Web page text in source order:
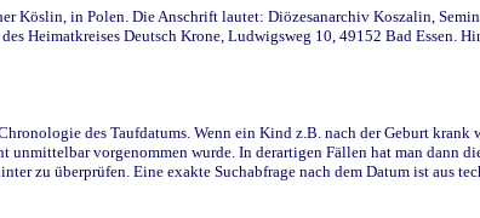
Köslin, in Polen. Die Anschrift lautet: Diözesanarchiv Koszalin,
Heimatkreises Deutsch Krone, Ludwigsweg 10, 49152 Bad Essen.
des Taufdatums. Wenn ein Kind z.B. nach der Geburt
vorgenommen wurde. In derartigen Fällen hat man dann
zu überprüfen. Eine exakte Suchabfrage nach dem Datum ist aus